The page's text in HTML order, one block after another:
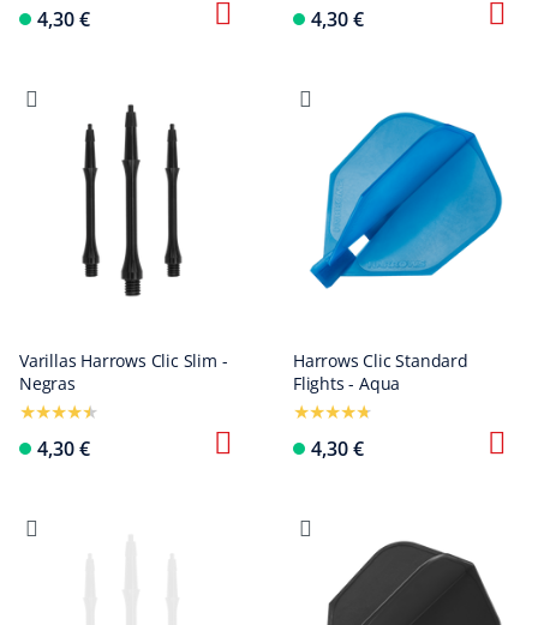
4,30 € 4,30 €
Varillas Harrows Clic Slim -
Negras
4,30 €
Harrows Clic Standard
Flights - Aqua
4,30 €